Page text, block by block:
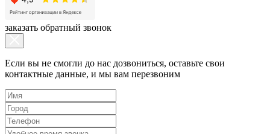
заказать обратный звонок
Если вы не смогли до нас дозвониться, оставьте свои
контактные данные, и мы вам перезвоним